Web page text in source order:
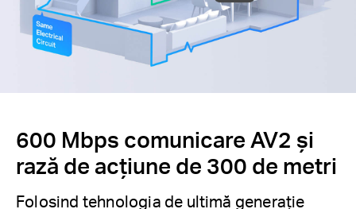
600 Mbps comunicare AV2 și
rază de acțiune de 300 de metri
Folosind tehnologia de ultimă generație